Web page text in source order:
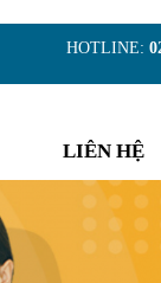
HOTLINE:
LIÊN HỆ